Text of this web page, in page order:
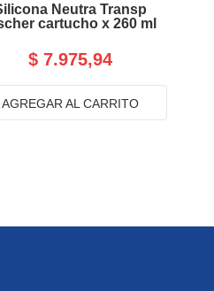
Neutra Transp
cartucho x 260 ml
$ 7.975,94
AGREGAR AL CARRITO